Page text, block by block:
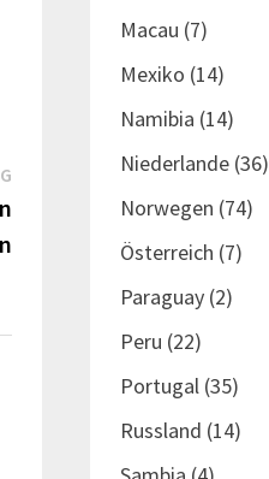
Nächster
Beitrag:
Macau (7)
Mexiko (14)
Namibia (14)
Niederlande(36)
Norwegen (74)
Österreich (7)
Paraguay(2)
Peru (22)
Portugal(35)
Russland (14)